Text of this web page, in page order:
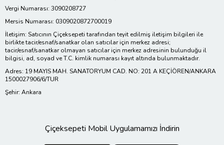
Vergi Numarası: 3090208727
Mersis Numarası: 0309020872700019
İletişim: Satıcının Çiçeksepeti tarafından teyit edilmiş iletişim bilgileri ile
birlikte tacir/esnaf/sanatkar olan satıcılar için merkez adresi;
tacir/esnaf/sanatkar olmayan satıcılar için merkez adresinin bulunduğu il
bilgisi, ad, soyad ve T.C. kimlik numarası kayıt altında bulunmaktadır.
Adres: 19 MAYIS MAH. SANATORYUM CAD. NO: 201 A KEÇİÖREN/ANKARA
1500027906/6/TUR
Şehir: Ankara
Çiçeksepeti Mobil Uygulamamızı İndirin